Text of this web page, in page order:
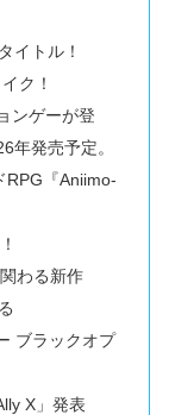
イトル！
ク！
ンゲーが登
年発売予定。
RPG『Aniimo-
わる新作
ブラックオプ
X」発表